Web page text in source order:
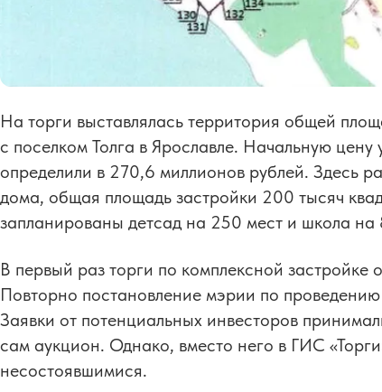
На торги выставлялась территория общей
с поселком Толга в Ярославле. Начальную цену
определили в 270,6 миллионов рублей. Здесь
дома, общая площадь застройки 200 тысяч
запланированы детсад на 250 мест и школа на
В первый раз торги по комплексной застройке
Повторно постановление мэрии по
Заявки от потенциальных инвесторов
сам аукцион. Однако, вместо него в ГИС
несостоявшимися.